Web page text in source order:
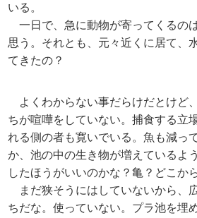
いる。
一日で、急に動物が寄ってくるの
思う。それとも、元々近くに居て、
てきたの？
よくわからない事だらけだとけど
ちが喧嘩をしていない。捕食する立
れる側の者も寛いでいる。魚も減っ
か、池の中の生き物が増えているよ
したほうがいいのかな？亀？どこか
まだ狭そうにはしていないから、
ちだな。使っていない。プラ池を埋